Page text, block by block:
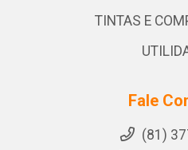
TINTAS E
Fale
(81)